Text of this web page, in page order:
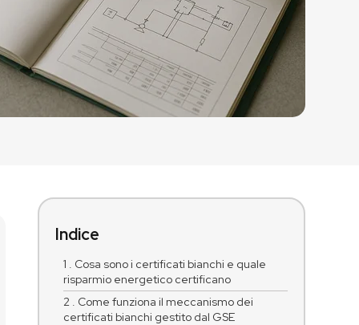
Indice
1 . Cosa sono i certificati bianchi e quale
risparmio energetico certificano
2 . Come funziona il meccanismo dei
certificati bianchi gestito dal GSE